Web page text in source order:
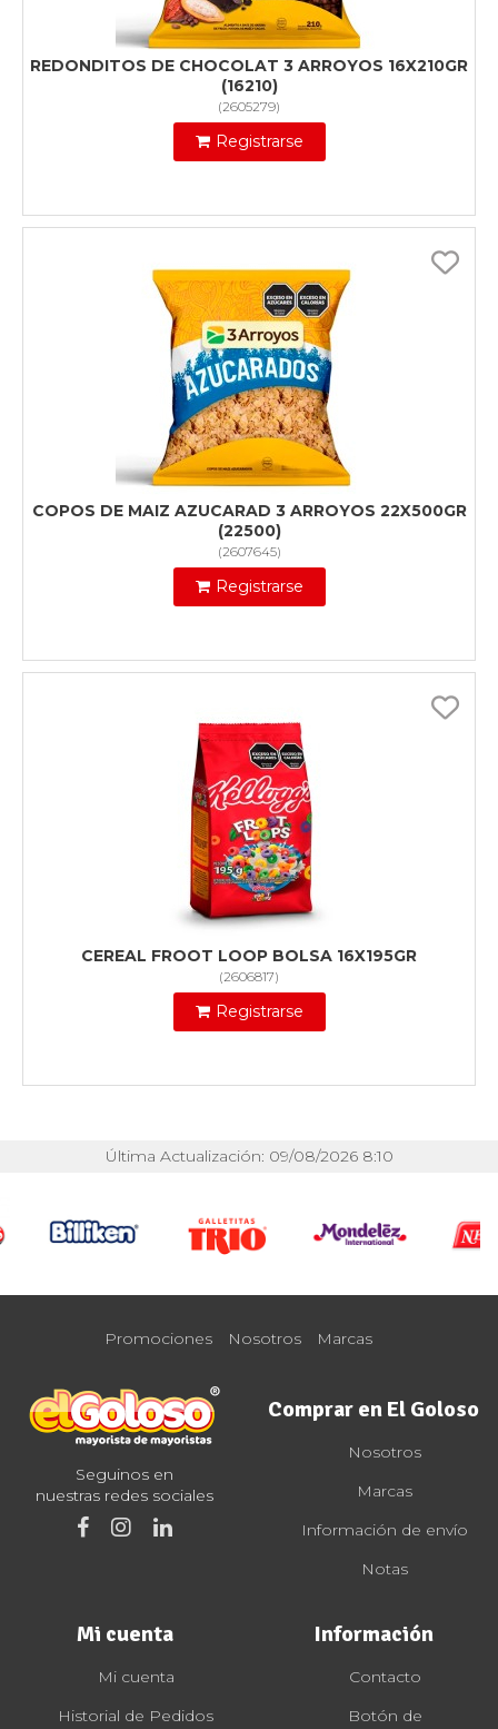
REDONDITOS DE CHOCOLAT 3 ARROYOS 16X210GR
(16210)
(2605279)
Registrarse
COPOS DE MAIZ AZUCARAD 3 ARROYOS 22X500GR
(22500)
(2607645)
Registrarse
CEREAL FROOT LOOP BOLSA 16X195GR
(2606817)
Registrarse
Última Actualización: 09/08/2026 8:10
Promociones Nosotros Marcas
Seguinos en
nuestras redes sociales
Comprar en El Goloso
Nosotros
Marcas
Información de envío
Notas
Mi cuenta
Mi cuenta
Historial de Pedidos
Información
Contacto
Botón de